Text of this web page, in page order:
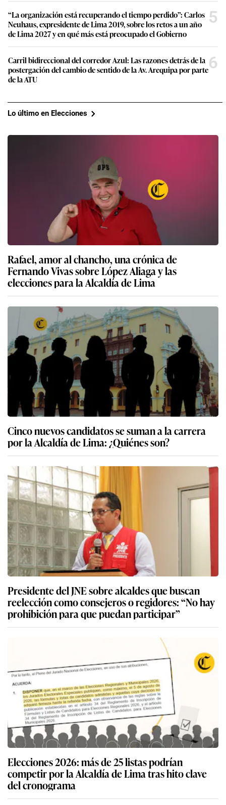
“La organización está recuperando el tiempo perdido”: Carlos
Neuhaus, expresidente de Lima 2019, sobre los retos a un año
de Lima 2027 y en qué más está preocupado el Gobierno
5
Carril bidireccional del corredor Azul: Las razones detrás de la
postergación del cambio de sentido de la Av. Arequipa por parte
de la ATU
6
Lo último en Elecciones
Rafael, amor al chancho, una crónica de
Fernando Vivas sobre López Aliaga y las
elecciones para la Alcaldía de Lima
Cinco nuevos candidatos se suman a la carrera
por la Alcaldía de Lima: ¿Quiénes son?
Presidente del JNE sobre alcaldes que buscan
reelección como consejeros o regidores: “No hay
prohibición para que puedan participar”
Elecciones 2026: más de 25 listas podrían
competir por la Alcaldía de Lima tras hito clave
del cronograma